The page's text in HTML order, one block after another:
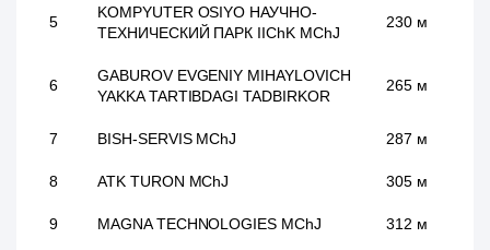
5
KOMPYUTER OSIYO НАУЧНО-
ТЕХНИЧЕСКИЙ ПАРК IIChK MChJ
230 м
6
GABUROV EVGENIY MIHAYLOVICH
YAKKA TARTIBDAGI TADBIRKOR
265 м
7 BISH-SERVIS MChJ 287 м
8 ATK TURON MChJ 305 м
9 MAGNA TECHNOLOGIES MChJ 312 м